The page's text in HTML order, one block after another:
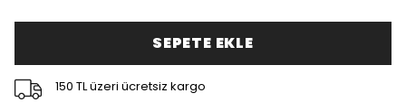
SEPETE EKLE
150 TL üzeri ücretsiz kargo